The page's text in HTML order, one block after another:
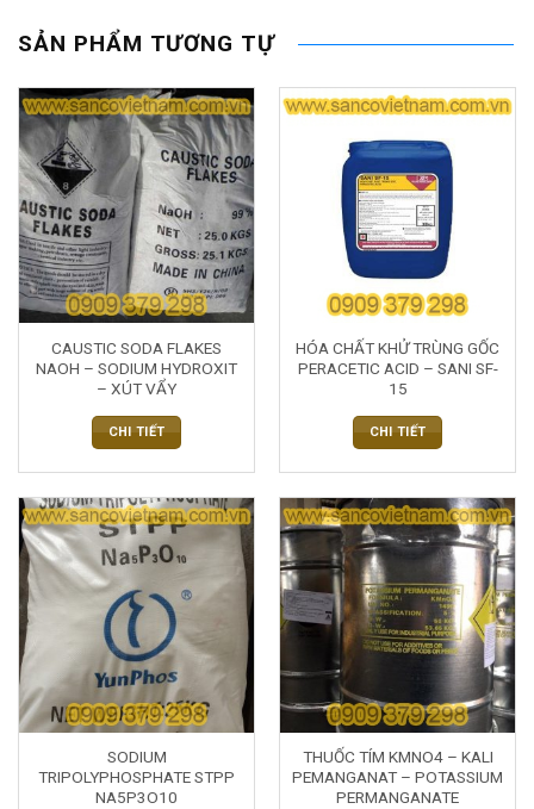
SẢN PHẨM TƯƠNG TỰ
CAUSTIC SODA FLAKES
NAOH – SODIUM HYDROXIT
– XÚT VẨY
CHI TIẾT
HÓA CHẤT KHỬ TRÙNG GỐC
PERACETIC ACID – SANI SF-
15
CHI TIẾT
SODIUM
TRIPOLYPHOSPHATE STPP
NA5P3O10
THUỐC TÍM KMNO4 – KALI
PEMANGANAT – POTASSIUM
PERMANGANATE